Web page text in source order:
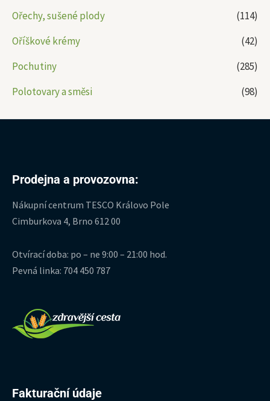
Ořechy, sušené plody
(114)
Oříškové krémy
(42)
Pochutiny
(285)
Polotovary a směsi
(98)
Prodejna a provozovna:
Nákupní centrum TESCO Královo Pole
Cimburkova 4, Brno 612 00
Otvírací doba: po – ne 9:00 – 21:00 hod.
Pevná linka: 704 450 787
Fakturační údaje